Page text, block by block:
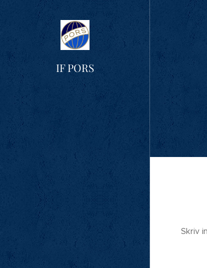
IF PORS
Skriv